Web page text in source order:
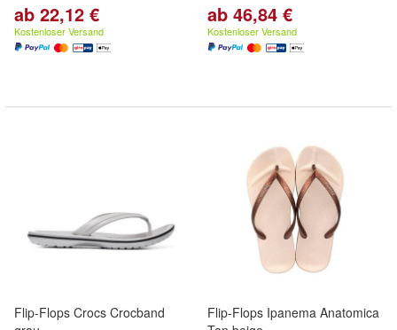
ab 22,12 €
Kostenloser Versand
ab 46,84 €
Kostenloser Versand
Flip-Flops Crocs Crocband
Flip-Flops Ipanema Anatomica